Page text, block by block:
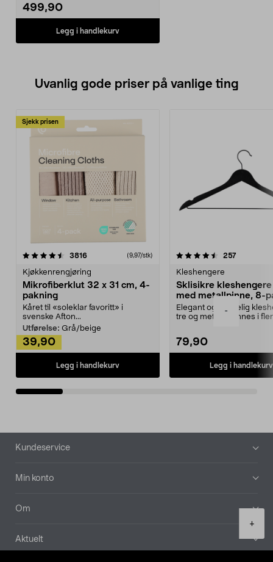
-
+
499,90
Legg i handlekurv
Uvanlig gode priser på vanlige ting
Sjekk prisen
3816anmeldelser(9,97/stk)
Kjøkkenrengjøring
Mikrofiberklut 32 x 31 cm, 4-
pakning
Kåret til «soleklar favoritt» i
svenske Afton...
Utførelse: Grå/beige
39,90
Legg i handlekurv
4.5av 5 stjerner 257
Kleshengere
Sklisikre
med metallpinne, 8-
Elegant og skikkelig
tre og metall – finnes i
79,90
Legg i handlekurv
4.5av 5 stjerner
Bunntekst
Kundeservice
Min konto
Om
Aktuelt